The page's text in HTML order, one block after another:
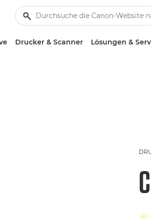
Drucker & Scanner Lösungen &